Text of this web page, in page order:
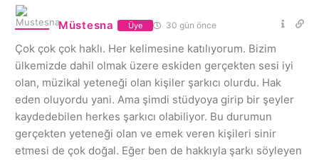
Müstesna Üye 30 gün önce
Çok çok çok haklı. Her kelimesine katılıyorum. Bizim
ülkemizde dahil olmak üzere eskiden gerçekten sesi iyi
olan, müzikal yeteneği olan kişiler şarkıcı olurdu. Hak
eden oluyordu yani. Ama şimdi stüdyoya girip bir şeyler
kaydedebilen herkes şarkıcı olabiliyor. Bu durumun
gerçekten yeteneği olan ve emek veren kişileri sinir
etmesi de çok doğal. Eğer ben de hakkıyla şarkı söyleyen